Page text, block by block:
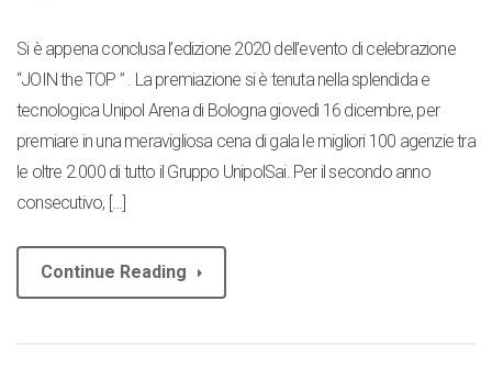
Si è appena conclusa l’edizione 2020 dell’evento di celebrazione
“JOIN the TOP ” . La premiazione si è tenuta nella splendida e
tecnologica Unipol Arena di Bologna giovedì 16 dicembre, per
premiare in una meravigliosa cena di gala le migliori 100 agenzie tra
le oltre 2.000 di tutto il Gruppo UnipolSai. Per il secondo anno
consecutivo, […]
Continue Reading